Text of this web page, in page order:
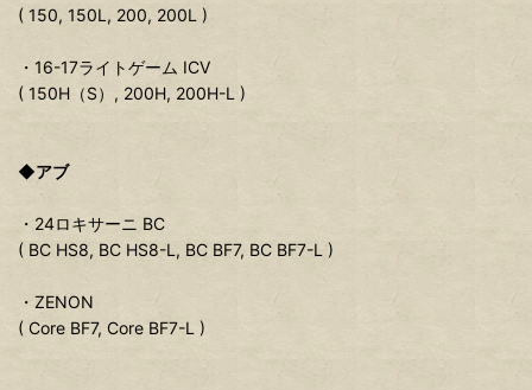
( 150, 150L, 200, 200L )
・16-17ライトゲーム ICV
( 150H（S）, 200H, 200H-L )
◆アブ
・24ロキサーニ BC
( BC HS8, BC HS8-L, BC BF7, BC BF7-L )
・ZENON
( Core BF7, Core BF7-L )